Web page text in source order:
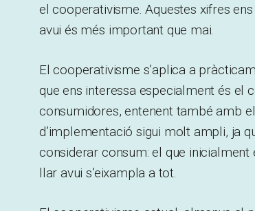
el cooperativisme. Aquestes xifres
avui és més important que mai.
El cooperativisme s’aplica a
que ens interessa especialment és el
consumidores, entenent també amb
d’implementació sigui molt ampli, ja
considerar consum: el que
llar avui s’eixampla a tot.